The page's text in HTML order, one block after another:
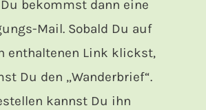
bekommst dann eine
Mail. Sobald Du auf
enthaltenen Link klickst,
Du den „Wanderbrief“.
kannst Du ihn